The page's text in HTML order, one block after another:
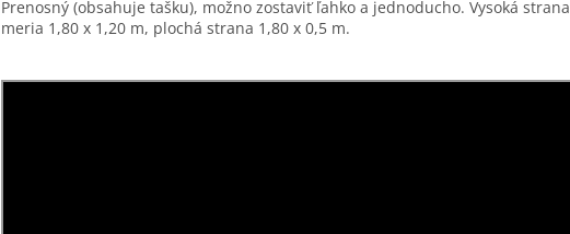
Prenosný (obsahuje tašku), možno zostaviť ľahko a jednoducho. Vysoká strana
meria 1,80 x 1,20 m, plochá strana 1,80 x 0,5 m.